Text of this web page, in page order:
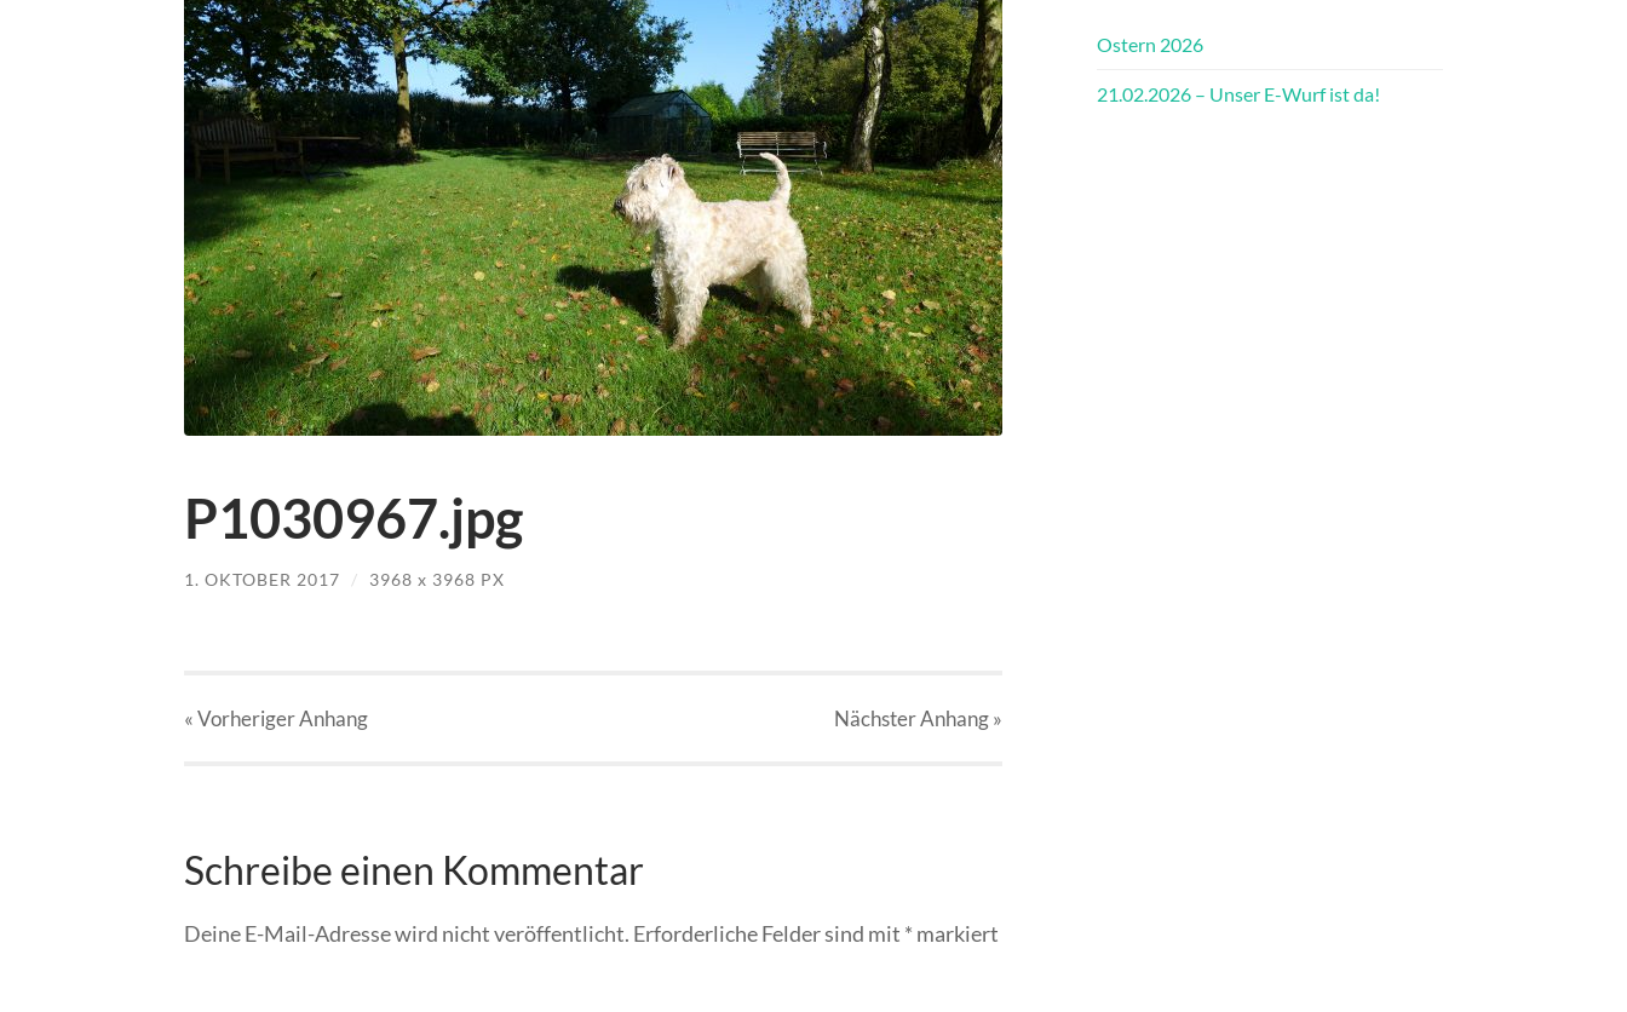
P1030967.jpg
1. OKTOBER 2017 / 3968 x 3968 PX
« VorherigerAnhang NächsterAnhang»
Schreibe einen Kommentar
Deine E-Mail-Adresse wird nicht veröffentlicht. Erforderliche Felder sind mit * markiert
Ostern 2026
21.02.2026 – Unser E-Wurf ist da!